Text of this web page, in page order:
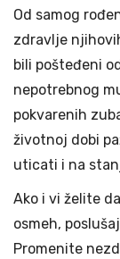
Od samog
zdravlje
bili pošteđeni
nepotrebnog
pokvarenih
životnoj dobi
uticati i na
Ako i vi želite
osmeh,
Promenite